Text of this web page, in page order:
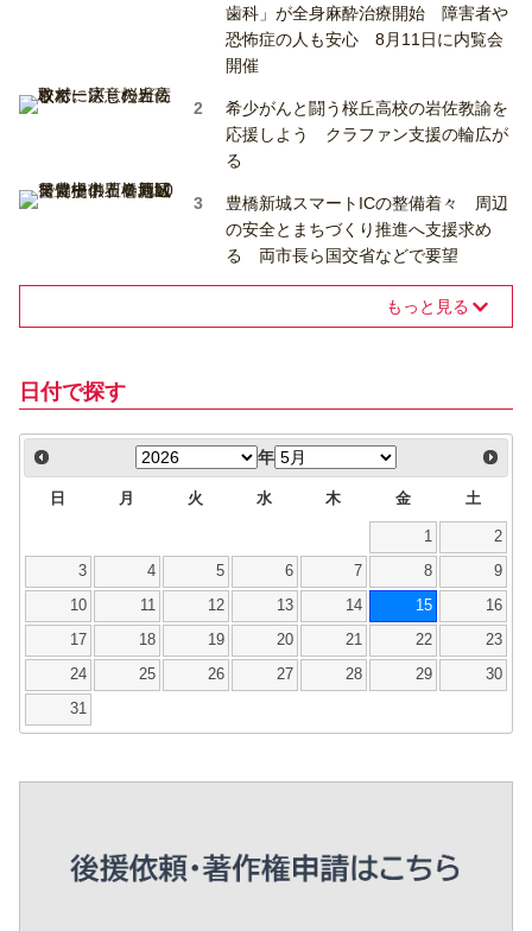
歯科」が全身麻酔治療開始 障害者や
恐怖症の人も安心 8月11日に内覧会
開催
希少がんと闘う桜丘高校の岩佐教諭を
応援しよう クラファン支援の輪広が
る
豊橋新城スマートICの整備着々 周辺
の安全とまちづくり推進へ支援求め
る 両市長ら国交省などで要望
もっと見る
日付で探す
年
日 月 火 水 木 金 土
1 2
3 4 5 6 7 8 9
10 11 12 13 14 15 16
17 18 19 20 21 22 23
24 25 26 27 28 29 30
31